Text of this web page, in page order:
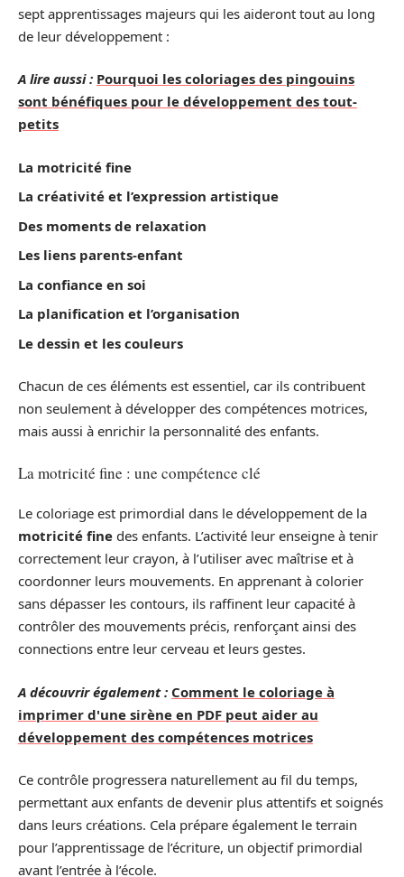
sept apprentissages majeurs qui les aideront tout au long
de leur développement :
A lire aussi : Pourquoi les coloriages des pingouins
sont bénéfiques pour le développement des tout-
petits
La motricité fine
La créativité et l’expression artistique
Des moments de relaxation
Les liens parents-enfant
La confiance en soi
La planification et l’organisation
Le dessin et les couleurs
Chacun de ces éléments est essentiel, car ils contribuent
non seulement à développer des compétences motrices,
mais aussi à enrichir la personnalité des enfants.
La motricité fine : une compétence clé
Le coloriage est primordial dans le développement de la
motricité fine des enfants. L’activité leur enseigne à tenir
correctement leur crayon, à l’utiliser avec maîtrise et à
coordonner leurs mouvements. En apprenant à colorier
sans dépasser les contours, ils raffinent leur capacité à
contrôler des mouvements précis, renforçant ainsi des
connections entre leur cerveau et leurs gestes.
A découvrir également : Comment le coloriage à
imprimer d'une sirène en PDF peut aider au
développement des compétences motrices
Ce contrôle progressera naturellement au fil du temps,
permettant aux enfants de devenir plus attentifs et soignés
dans leurs créations. Cela prépare également le terrain
pour l’apprentissage de l’écriture, un objectif primordial
avant l’entrée à l’école.